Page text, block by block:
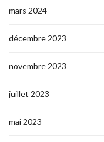
mars 2024
décembre 2023
novembre 2023
juillet 2023
mai 2023